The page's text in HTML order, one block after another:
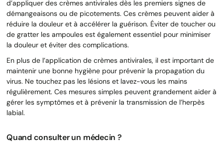
d’appliquer des crèmes antivirales dès les premiers signes de
démangeaisons ou de picotements. Ces crèmes peuvent aider à
réduire la douleur et à accélérer la guérison. Éviter de toucher ou
de gratter les ampoules est également essentiel pour minimiser
la douleur et éviter des complications.
En plus de l’application de crèmes antivirales, il est important de
maintenir une bonne hygiène pour prévenir la propagation du
virus. Ne touchez pas les lésions et lavez-vous les mains
régulièrement. Ces mesures simples peuvent grandement aider à
gérer les symptômes et à prévenir la transmission de l’herpès
labial.
Quand consulter un médecin ?